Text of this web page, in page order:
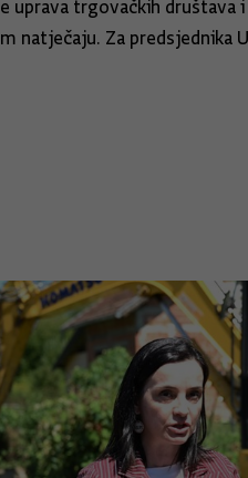
uprava trgovačkih
Za predsjednika